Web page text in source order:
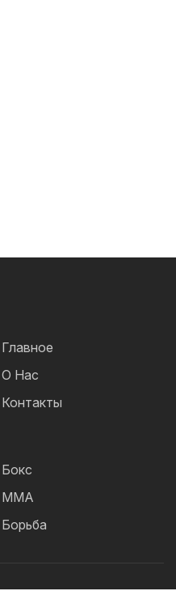
Главное
О Нас
Контакты
Бокс
ММА
Борьба